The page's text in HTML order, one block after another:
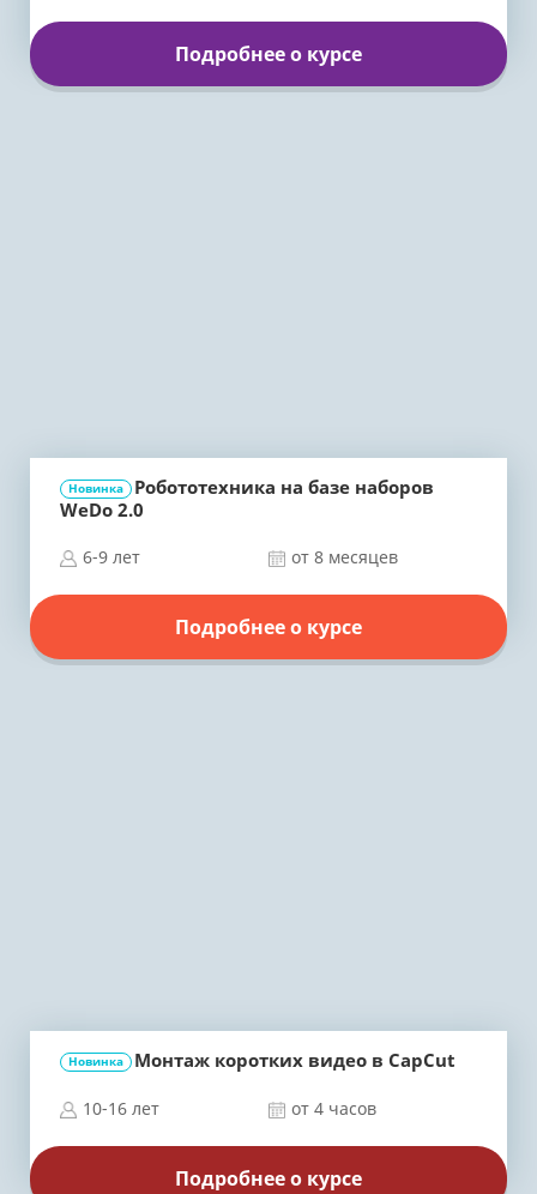
Подробнее о курсе
Новинка
Робототехника на базе наборов
WeDo 2.0
6-9 лет от 8 месяцев
Подробнее о курсе
Новинка Монтаж коротких видео в CapCut
10-16 лет от 4 часов
Подробнее о курсе